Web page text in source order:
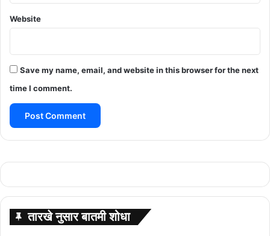
Website
Save my name, email, and website in this browser for the next
time I comment.
तारखे नुसार बातमी शोधा